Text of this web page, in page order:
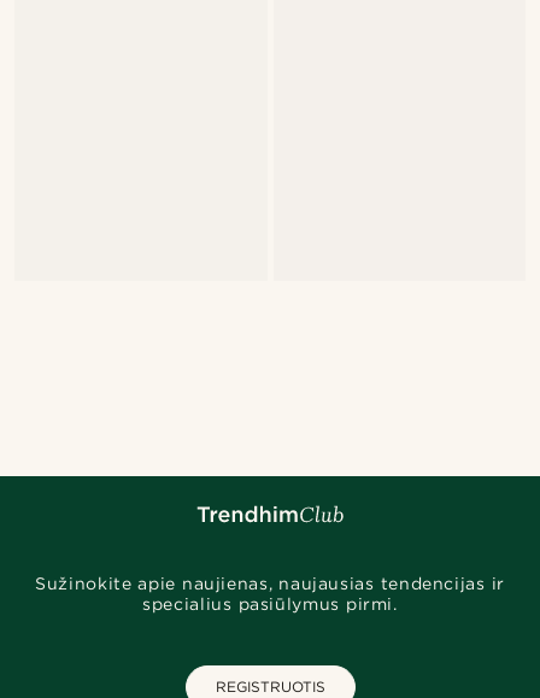
Sužinokite apie naujienas, naujausias tendencijas ir
specialius pasiūlymus pirmi.
REGISTRUOTIS